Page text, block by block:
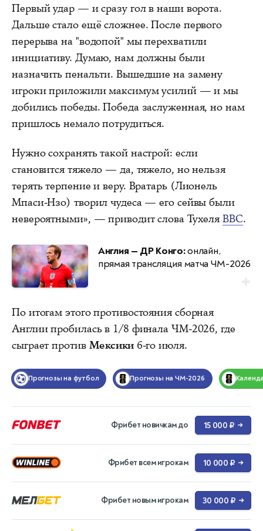
Первый удар — и сразу гол в наши ворота.
Дальше стало ещё сложнее. После первого
перерыва на "водопой" мы перехватили
инициативу. Думаю, нам должны были
назначить пенальти. Вышедшие на замену
игроки приложили максимум усилий — и мы
добились победы. Победа заслуженная, но нам
пришлось немало потрудиться.
Нужно сохранять такой настрой: если
становится тяжело — да, тяжело, но нельзя
терять терпение и веру. Вратарь (Лионель
Мпаси-Нзо) творил чудеса — его сейвы были
невероятными», — приводит слова ТухеляBBC.
Англия — ДР Конго:онлайн,
прямая трансляция матча ЧМ-2026
По итогам этого противостояния сборная
Англии пробилась в 1/8 финала ЧМ-2026, где
сыграет против Мексики6-го июля.
Прогнозы на футбол Прогнозы на ЧМ-2026
Фрибет новичкам до 15 000 ₽ →
Фрибет всем игрокам 10 000 ₽ →
Фрибет новым игрокам 30 000 ₽ →